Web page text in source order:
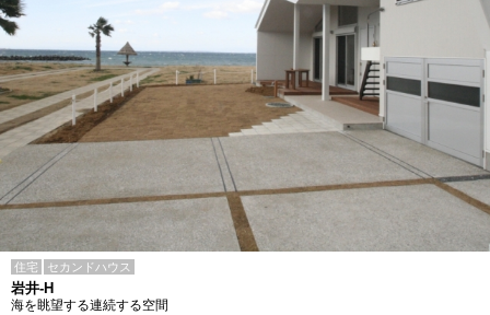
住宅 セカンドハウス
岩井-H
海を眺望する連続する空間